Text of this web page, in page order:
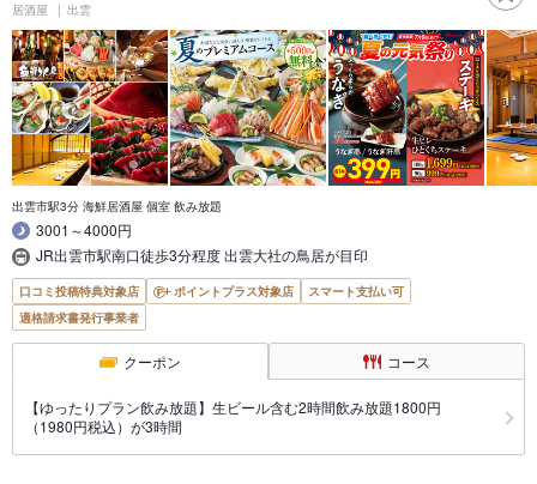
居酒屋 出雲
出雲市駅3分 海鮮居酒屋 個室 飲み放題
3001～4000円
JR出雲市駅南口徒歩3分程度 出雲大社の鳥居が目印
口コミ投稿特典対象店 ポイントプラス対象店
スマート支払い可
適格請求書発行事業者
クーポン コース
【ゆったりプラン飲み放題】生ビール含む2時間飲み放題1800円
（1980円税込）が3時間